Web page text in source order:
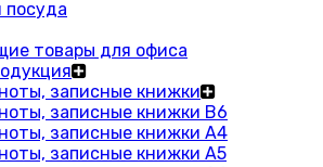
посуда
товары для офиса
записные книжки
записные книжки В6
записные книжки A4
записные книжки А5